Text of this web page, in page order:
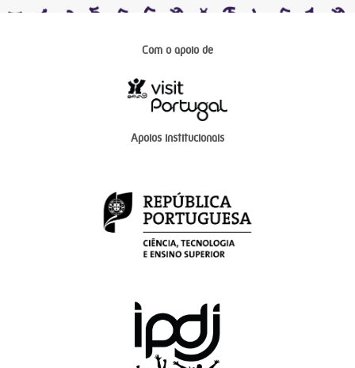
Com o apoio de
Apoios institucionais